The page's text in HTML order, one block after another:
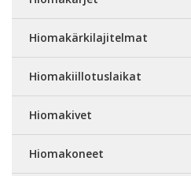
Hiomakärkilajitelmat
Hiomakiillotuslaikat
Hiomakivet
Hiomakoneet